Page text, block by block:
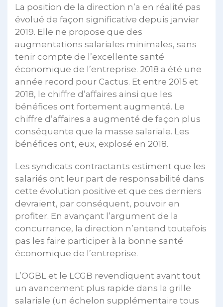
La position de la direction n’a en réalité pas
évolué de façon significative depuis janvier
2019. Elle ne propose que des
augmentations salariales minimales, sans
tenir compte de l’excellente santé
économique de l’entreprise. 2018 a été une
année record pour Cactus. Et entre 2015 et
2018, le chiffre d’affaires ainsi que les
bénéfices ont fortement augmenté. Le
chiffre d’affaires a augmenté de façon plus
conséquente que la masse salariale. Les
bénéfices ont, eux, explosé en 2018.
Les syndicats contractants estiment que les
salariés ont leur part de responsabilité dans
cette évolution positive et que ces derniers
devraient, par conséquent, pouvoir en
profiter. En avançant l’argument de la
concurrence, la direction n’entend toutefois
pas les faire participer à la bonne santé
économique de l’entreprise.
L’OGBL et le LCGB revendiquent avant tout
un avancement plus rapide dans la grille
salariale (un échelon supplémentaire tous